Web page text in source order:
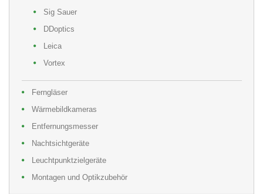
Sig Sauer
DDoptics
Leica
Vortex
Ferngläser
Wärmebildkameras
Entfernungsmesser
Nachtsichtgeräte
Leuchtpunktzielgeräte
Montagen und Optikzubehör